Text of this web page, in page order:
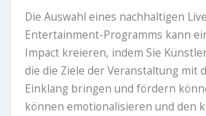
Die Auswahl eines nachhaltigen
Entertainment-Programms kann
Impact kreieren, indem Sie
die die Ziele der Veranstaltung mit
Einklang bringen und fördern
können emotionalisieren und den